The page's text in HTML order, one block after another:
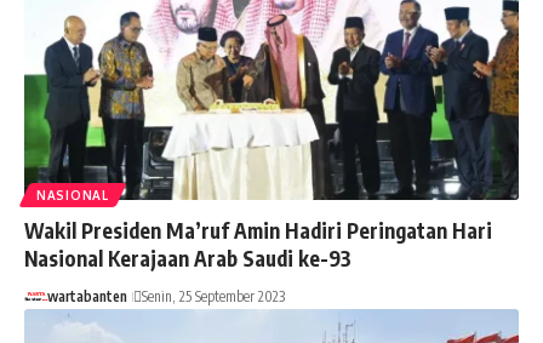
NASIONAL
Wakil Presiden Ma’ruf Amin Hadiri Peringatan Hari
Nasional Kerajaan Arab Saudi ke-93
wartabanten Senin, 25 September 2023